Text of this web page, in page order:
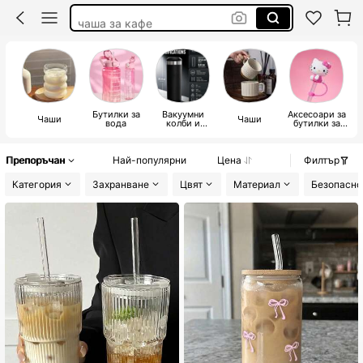
чаша за кафе
чаши
Чаши Бутилки за
вода
Вакуумни
колби и Чаши Аксесоари за
бутилки за
Препоръчан Най-популярни Цена
Филтър
Категория
Захранване Цвят Материал